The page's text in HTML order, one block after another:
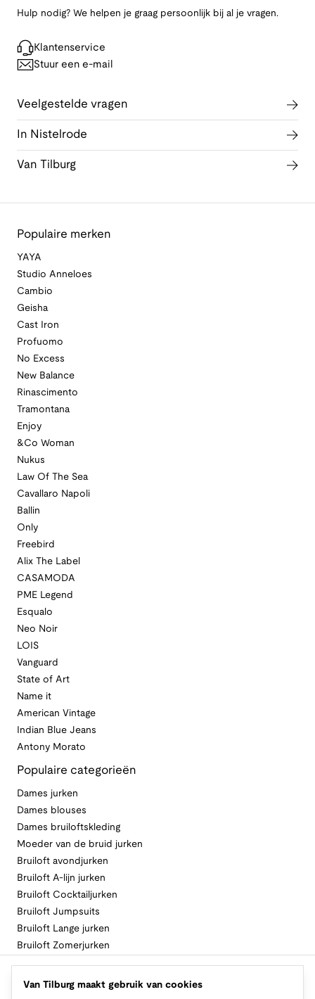
Hulp nodig? We helpen je graag persoonlijk bij al je vragen.
Klantenservice
Stuur een e-mail
Veelgestelde vragen
In Nistelrode
Van Tilburg
Populaire merken
YAYA
Studio Anneloes
Cambio
Geisha
Cast Iron
Profuomo
No Excess
New Balance
Rinascimento
Tramontana
Enjoy
&Co Woman
Nukus
Law Of The Sea
Cavallaro Napoli
Ballin
Only
Freebird
Alix The Label
CASAMODA
PME Legend
Esqualo
Neo Noir
LOIS
Vanguard
State of Art
Name it
American Vintage
Indian Blue Jeans
Antony Morato
Populaire categorieën
Dames jurken
Dames blouses
Dames bruiloftskleding
Moeder van de bruid jurken
Bruiloft avondjurken
Bruiloft A-lijn jurken
Bruiloft Cocktailjurken
Bruiloft Jumpsuits
Bruiloft Lange jurken
Bruiloft Zomerjurken
Volg Van Tilburg
Van Tilburg maakt gebruik van cookies